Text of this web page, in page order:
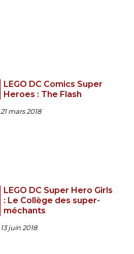
LEGO DC Comics Super
Heroes : The Flash
21 mars 2018
LEGO DC Super Hero Girls
: Le Collège des super-
méchants
13 juin 2018